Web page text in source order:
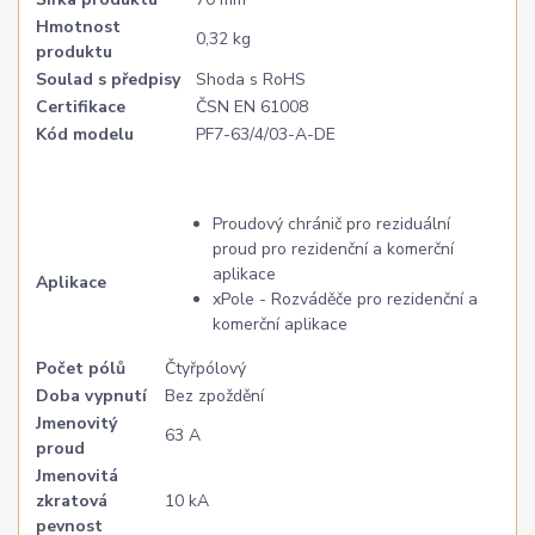
Hmotnost
produktu
0,32 kg
Soulad s předpisy
Shoda s RoHS
Certifikace
ČSN EN 61008
Kód modelu
PF7-63/4/03-A-DE
Aplikace
Proudový chránič pro reziduální
proud pro rezidenční a komerční
aplikace
xPole - Rozváděče pro rezidenční a
komerční aplikace
Počet pólů
Čtyřpólový
Doba vypnutí
Bez zpoždění
Jmenovitý
proud
63 A
Jmenovitá
zkratová
pevnost
10 kA